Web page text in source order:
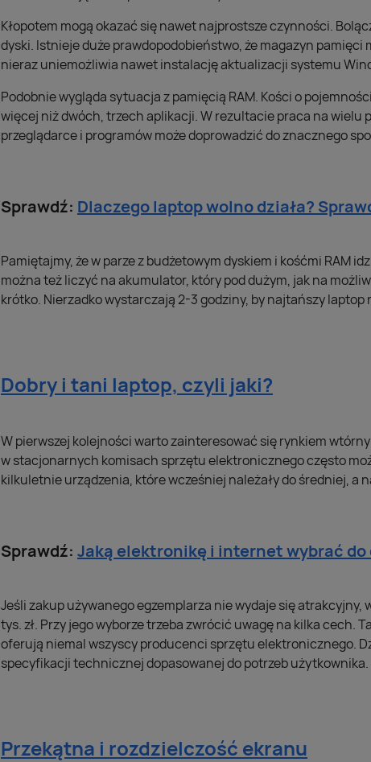
Kłopotem mogą okazać się nawet najprostsze czynności.
dyski. Istnieje duże prawdopodobieństwo, że magazyn pamięci
nieraz uniemożliwia nawet instalację aktualizacji systemu
Podobnie wygląda sytuacja z pamięcią RAM. Kości o
więcej niż dwóch, trzech aplikacji. W rezultacie praca na wielu
przeglądarce i programów może doprowadzić do znacznego
Sprawdź: Dlaczego laptop wolno działa?
Pamiętajmy, że w parze z budżetowym dyskiem i kośćmi RAM
można też liczyć na akumulator, który pod dużym, jak na
krótko. Nierzadko wystarczają 2-3 godziny, by najtańszy laptop
Dobry i tani laptop, czyli jaki?
W pierwszej kolejności warto zainteresować się rynkiem
w stacjonarnych komisach sprzętu elektronicznego często
kilkuletnie urządzenia, które wcześniej należały do średniej, a
Sprawdź: Jaką elektronikę i internet wybrać do
Jeśli zakup używanego egzemplarza nie wydaje się
tys. zł. Przy jego wyborze trzeba zwrócić uwagę na kilka cech.
oferują niemal wszyscy producenci sprzętu elektronicznego.
specyfikacji technicznej dopasowanej do potrzeb użytkownika.
Przekątna i rozdzielczość ekranu